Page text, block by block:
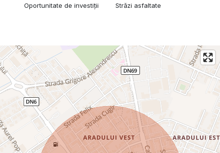
Oportunitate de investiții Străzi asfaltate